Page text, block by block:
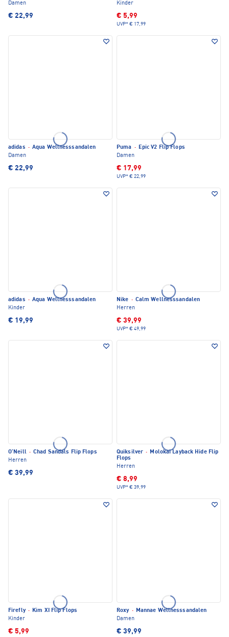
Damen
€ 22,99
Kinder
€ 5,99
UVP* € 17,99
adidas · Aqua Wellnesssandalen
Damen
€ 22,99
Puma · Epic V2 Flip Flops
Damen
€ 17,99
UVP* € 22,99
adidas · Aqua Wellnesssandalen
Kinder
€ 19,99
Nike · Calm Wellnesssandalen
Herren
€ 39,99
UVP* € 49,99
O'Neill · Chad Sandals Flip Flops
Herren
€ 39,99
Quiksilver · Molokai Layback Hide Flip
Flops
Herren
€ 8,99
UVP* € 39,99
Firefly · Kim XI Flip Flops
Kinder
€ 5,99
Roxy · Mannae Wellnesssandalen
Damen
€ 39,99